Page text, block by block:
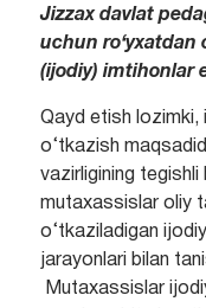
Jizzax davlat
uchun ro‘yxatdan
(ijodiy) imtihonlar
Qayd etish lozimki,
o‘tkazish
vazirligining tegishli
mutaxassislar oliy
o‘tkaziladigan
jarayonlari bilan
Mutaxassislar